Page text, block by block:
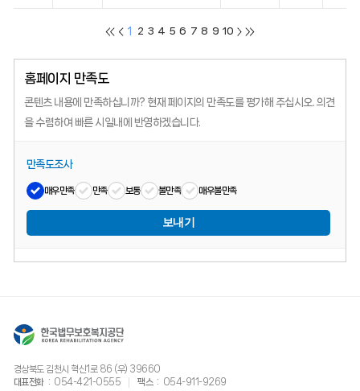
1 2 3 4 5 6 7 8 9 10
홈페이지 만족도
콘텐츠 내용에 만족하십니까? 현재 페이지의 만족도를 평가해 주십시오. 의견
을 수렴하여 빠른 시일내에 반영하겠습니다.
만족도조사
매우만족 만족 보통 불만족 매우불만족
보내기
경상북도 김천시 혁신1로 86 (우) 39660
대표전화
054-421-0555 팩스 054-911-9269